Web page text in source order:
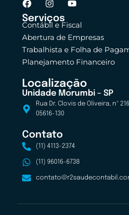
Serviços
Contábil e Fiscal
Abertura de Empresas
Trabalhista e Folha de
Planejamento Financeiro
Localização
Unidade Morumbi – SP
Rua Dr. Clovis de Oliveira, nº
05616-130
Contato
(11) 4113-2374
(11) 96016-6738